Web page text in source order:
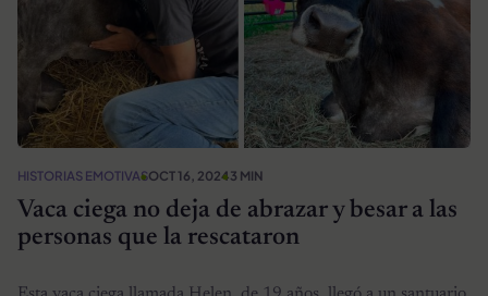
HISTORIAS EMOTIVASOCT 16, 20243 MIN
Vaca ciega no deja de abrazar y besar a las
personas que la rescataron